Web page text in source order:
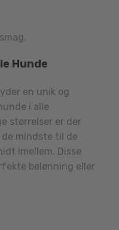
Hunde
en unik og
i alle
størrelser er der
mindste til de
imellem. Disse
belønning eller